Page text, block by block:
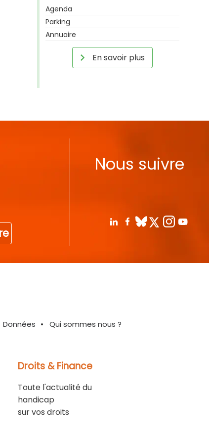
Agenda
Parking
Annuaire
En savoir plus
Nous suivre
Données Qui sommes nous ?
Droits & Finance
Toute l'actualité du
handicap
sur vos droits